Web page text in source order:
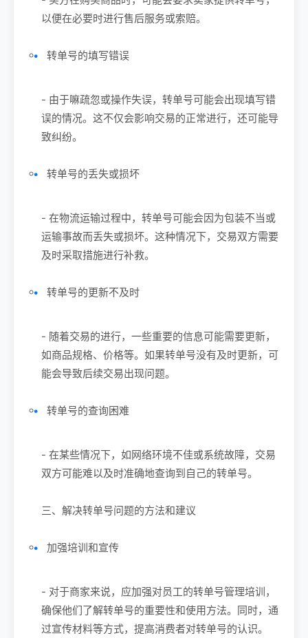
以便在必要时进行售后服务或索赔。
转单号的填写错误
- 由于嘛疏忽或操作失误，转单号可能会出现填写错
误的情况。这不仅会影响交易的正常进行，还可能导
致纠纷。
转单号的丢失或损坏
- 在物流运输过程中，转单号可能会因为包装不当或
运输事故而丢失或损坏。这种情况下，交易双方需要
及时采取措施进行补救。
转单号的更新不及时
- 随着交易的进行，一些重要的信息可能需要更新，
如商品规格、价格等。如果转单号没有及时更新，可
能会导致后续交易出现问题。
转单号的查询困难
- 在某些情况下，如网络环境不佳或系统故障，交易
双方可能难以及时准确地查询到自己的转单号。
三、解决转单号问题的方法和建议
加强培训和宣传
- 对于商家来说，应加强对员工的转单号管理培训，
确保他们了解转单号的重要性和使用方法。同时，通
过宣传材料等方式，提高消费者对转单号的认识。